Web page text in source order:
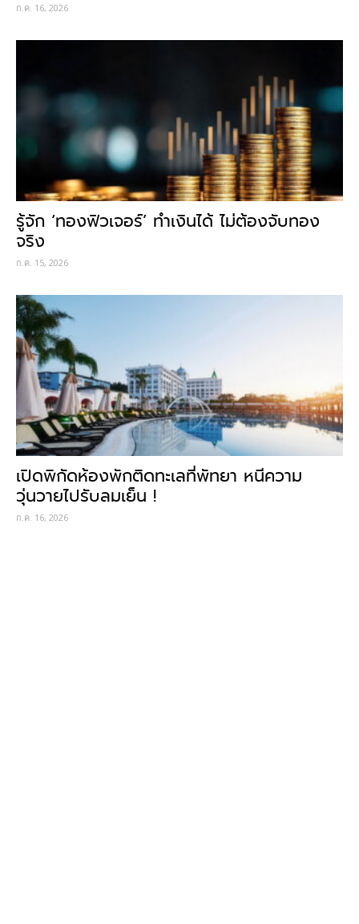
ก.ค. 16, 2026
รู้จัก ‘ทองฟิวเจอร์’ ทำเงินได้ ไม่ต้องจับทอง
จริง
ก.ค. 15, 2026
เปิดพิกัดห้องพักติดทะเลที่พัทยา หนีความ
วุ่นวายไปรับลมเย็น !
ก.ค. 16, 2026